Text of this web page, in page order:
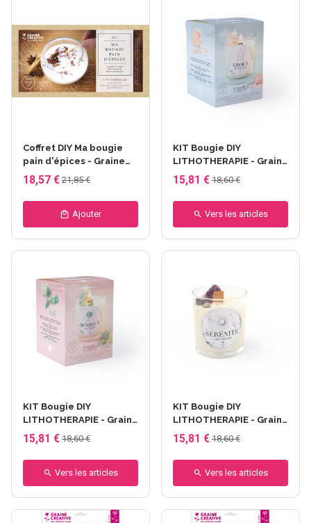
Coffret DIY Ma bougie
pain d'épices - Graine
Créative
18,57 € 21,85 €
Ajouter
KIT Bougie DIY
LITHOTHERAPIE - Graine
Créative - Amour -
Quartz Rose
15,81 € 18,60 €
Vers les articles
KIT Bougie DIY
LITHOTHERAPIE - Graine
Créative - Bonheur -
Aventurine
15,81 € 18,60 €
Vers les articles
KIT Bougie DIY
LITHOTHERAPIE - Graine
Créative - Sérénité -
Améthyste
15,81 € 18,60 €
Vers les articles